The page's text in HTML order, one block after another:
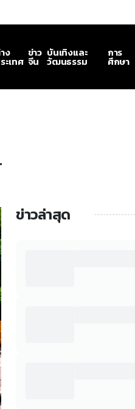
ง
ะเทศ
ข่าว
จีน
บันเทิงและ
วัฒนธรรม
การ
ศึกษา
ข่าวล่าสุด